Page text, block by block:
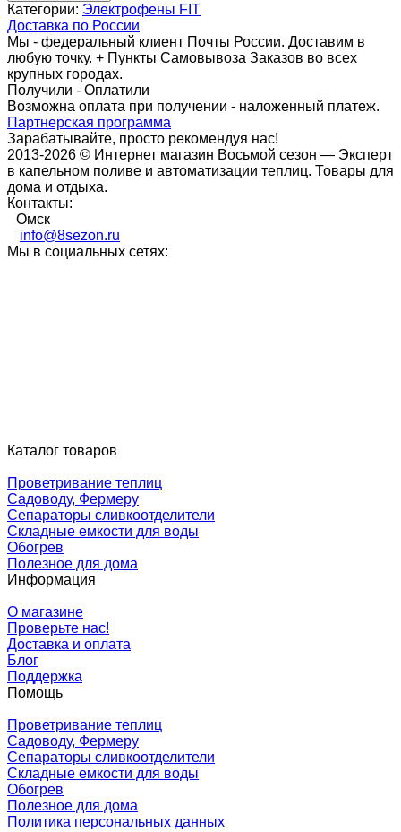
Категории: Электрофены FIT
Доставка по России
Мы - федеральный клиент Почты России. Доставим в
любую точку. + Пункты Самовывоза Заказов во всех
крупных городах.
Получили - Оплатили
Возможна оплата при получении - наложенный платеж.
Партнерская программа
Зарабатывайте, просто рекомендуя нас!
2013-2026 © Интернет магазин Восьмой сезон — Эксперт
в капельном поливе и автоматизации теплиц. Товары для
дома и отдыха.
Контакты:
Омск
info@8sezon.ru
Мы в социальных сетях:
Каталог товаров
Проветривание теплиц
Садоводу, Фермеру
Сепараторы сливкоотделители
Складные емкости для воды
Обогрев
Полезное для дома
Информация
О магазине
Проверьте нас!
Доставка и оплата
Блог
Поддержка
Помощь
Проветривание теплиц
Садоводу, Фермеру
Сепараторы сливкоотделители
Складные емкости для воды
Обогрев
Полезное для дома
Политика персональных данных